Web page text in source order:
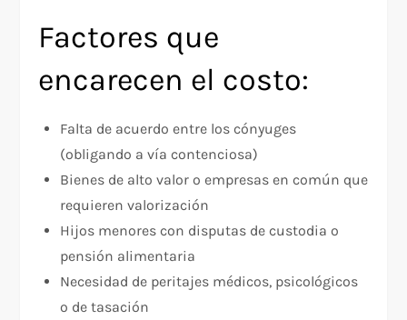
Factores que
encarecen el costo:
Falta de acuerdo entre los cónyuges
(obligando a vía contenciosa)
Bienes de alto valor o empresas en común que
requieren valorización
Hijos menores con disputas de custodia o
pensión alimentaria
Necesidad de peritajes médicos, psicológicos
o de tasación